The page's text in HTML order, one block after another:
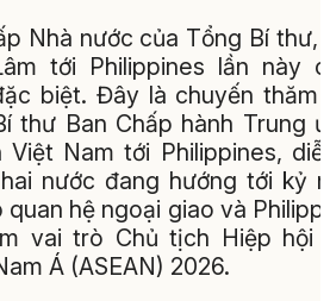
Nhà nước của Tổng Bí thư,
tới Philippines lần này
biệt. Đây là chuyến thăm
thư Ban Chấp hành Trung
Nam tới Philippines,
nước đang hướng tới kỷ
hệ ngoại giao và
vai trò Chủ tịch Hiệp hội
Á (ASEAN) 2026.